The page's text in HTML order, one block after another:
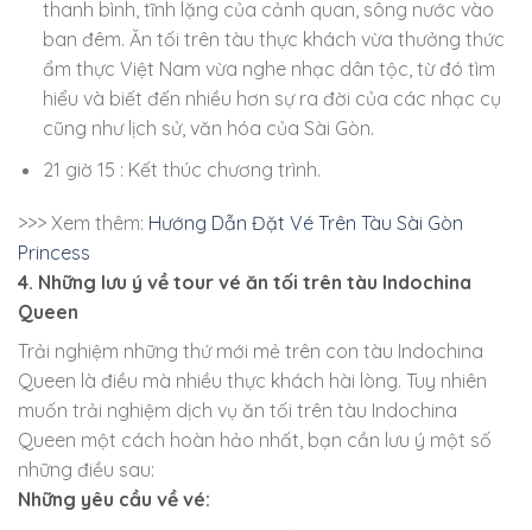
thanh bình, tĩnh lặng của cảnh quan, sông nước vào
ban đêm. Ăn tối trên tàu thực khách vừa thưởng thức
ẩm thực Việt Nam vừa nghe nhạc dân tộc, từ đó tìm
hiểu và biết đến nhiều hơn sự ra đời của các nhạc cụ
cũng như lịch sử, văn hóa của Sài Gòn.
21 giờ 15 : Kết thúc chương trình.
​>>> Xem thêm: Hướng Dẫn Đặt Vé Trên Tàu Sài Gòn
Princess
4. Những lưu ý về tour vé ăn tối trên tàu Indochina
Queen
Trải nghiệm những thứ mới mẻ trên con tàu Indochina
Queen là điều mà nhiều thực khách hài lòng. Tuy nhiên
muốn trải nghiệm dịch vụ ăn tối trên tàu Indochina
Queen một cách hoàn hảo nhất, bạn cần lưu ý một số
những điều sau:
Những yêu cầu về vé: